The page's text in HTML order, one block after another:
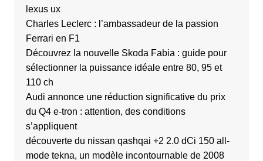
lexus ux
Charles Leclerc : l’ambassadeur de la passion
Ferrari en F1
Découvrez la nouvelle Skoda Fabia : guide pour
sélectionner la puissance idéale entre 80, 95 et
110 ch
Audi annonce une réduction significative du prix
du Q4 e-tron : attention, des conditions
s’appliquent
découverte du nissan qashqai +2 2.0 dCi 150 all-
mode tekna, un modèle incontournable de 2008